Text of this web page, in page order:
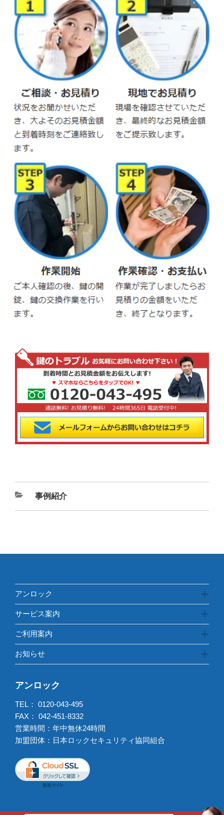
カ
テ
事例紹介
アンロック
サービス案内
ご利用案内
お知らせ
アンロック
TEL： 0120-043-495
FAX： 042-451-8332
営業時間：年中無休24時間
加盟団体：日本ロックセキュリティ協同組合